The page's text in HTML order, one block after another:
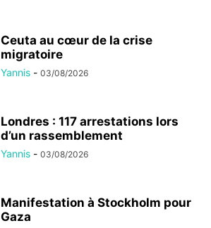
Ceuta au cœur de la crise
migratoire
Yannis - 03/08/2026
Londres : 117 arrestations lors
d’un rassemblement
Yannis - 03/08/2026
Manifestation à Stockholm pour
Gaza